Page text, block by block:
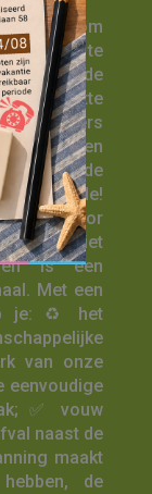
zich in om
te
de
voor nette
en melden
achter de
waarde!
ervoor
niet
is een
Met een
je: ♻️ het
van onze
eenvoudige
✅ vouw
naast de
maakt
de